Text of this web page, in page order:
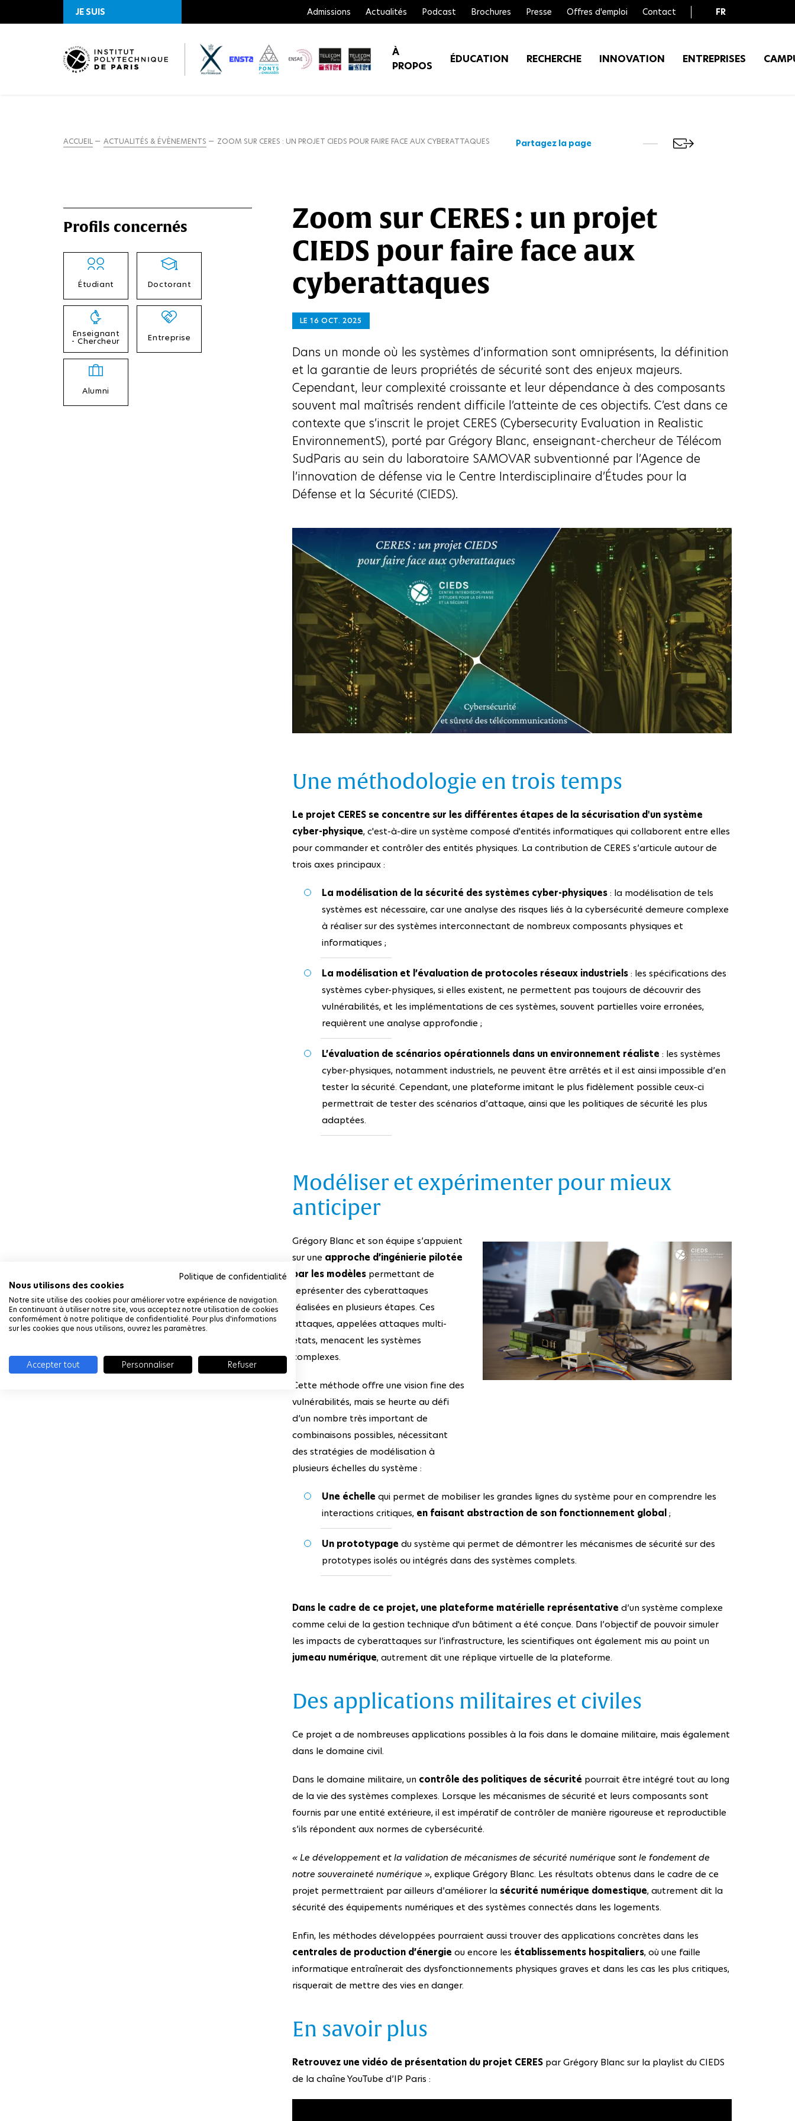
Politique de confidentialité
Nous utilisons des cookies
Notre site utilise des cookies pour améliorer votre expérience de navigation.
En continuant à utiliser notre site, vous acceptez notre utilisation de cookies
conformément à notre politique de confidentialité. Pour plus d'informations
sur les cookies que nous utilisons, ouvrez les paramètres.
Accepter tout Personnaliser Refuser
JE SUIS Admissions Actualités Podcast Brochures Presse Offres d'emploi Contact FR
À
PROPOS
ÉDUCATION RECHERCHE INNOVATION ENTREPRISES
ACCUEIL ACTUALITÉS & ÉVÈNEMENTS ZOOM SUR CERES : UN PROJET CIEDS POUR FAIRE FACE AUX CYBERATTAQUES Partagez la page
Profils concernés
Étudiant Doctorant
Enseignant
- Chercheur Entreprise
Alumni
Zoom sur CERES : un projet
CIEDS pour faire face aux
cyberattaques
LE 16 OCT. 2025
Dans un monde où les systèmes d’information sont omniprésents, la définition
et la garantie de leurs propriétés de sécurité sont des enjeux majeurs.
Cependant, leur complexité croissante et leur dépendance à des composants
souvent mal maîtrisés rendent difficile l’atteinte de ces objectifs. C’est dans ce
contexte que s’inscrit le projet CERES (Cybersecurity Evaluation in Realistic
EnvironnementS), porté par Grégory Blanc, enseignant-chercheur de Télécom
SudParis au sein du laboratoire SAMOVAR subventionné par l’Agence de
l’innovation de défense via le Centre Interdisciplinaire d’Études pour la
Défense et la Sécurité (CIEDS).
Une méthodologie en trois temps
Le projet CERES se concentre sur les différentes étapes de la sécurisation d'un système
cyber-physique, c'est-à-dire un système composé d'entités informatiques qui collaborent entre elles
pour commander et contrôler des entités physiques. La contribution de CERES s’articule autour de
trois axes principaux :
La modélisation de la sécurité des systèmes cyber-physiques: la modélisation de tels
systèmes est nécessaire, car une analyse des risques liés à la cybersécurité demeure complexe
à réaliser sur des systèmes interconnectant de nombreux composants physiques et
informatiques ;
La modélisation et l’évaluation de protocoles réseaux industriels: les spécifications des
systèmes cyber-physiques, si elles existent, ne permettent pas toujours de découvrir des
vulnérabilités, et les implémentations de ces systèmes, souvent partielles voire erronées,
requièrent une analyse approfondie ;
L’évaluation de scénarios opérationnels dans un environnement réaliste : les systèmes
cyber-physiques, notamment industriels, ne peuvent être arrêtés et il est ainsi impossible d’en
tester la sécurité. Cependant, une plateforme imitant le plus fidèlement possible ceux-ci
permettrait de tester des scénarios d’attaque, ainsi que les politiques de sécurité les plus
adaptées.
Modéliser et expérimenter pour mieux
anticiper
Grégory Blanc et son équipe s’appuient
sur une approche d’ingénierie pilotée
par les modèlespermettant de
représenter des cyberattaques
réalisées en plusieurs étapes. Ces
attaques, appelées attaques multi-
états, menacent les systèmes
complexes.
Cette méthode offre une vision fine des
vulnérabilités, mais se heurte au défi
d’un nombre très important de
combinaisons possibles, nécessitant
des stratégies de modélisation à
plusieurs échelles du système :
Une échelle qui permet de mobiliser les grandes lignes du système pour en comprendre les
interactions critiques, en faisant abstraction de son fonctionnement global;
Un prototypage du système qui permet de démontrer les mécanismes de sécurité sur des
prototypes isolés ou intégrés dans des systèmes complets.
Dans le cadre de ce projet, une plateforme matérielle représentative d’un système complexe
comme celui de la gestion technique d'un bâtiment a été conçue. Dans l’objectif de pouvoir simuler
les impacts de cyberattaques sur l’infrastructure, les scientifiques ont également mis au point un
jumeau numérique, autrement dit une réplique virtuelle de la plateforme.
Des applications militaires et civiles
Ce projet a de nombreuses applications possibles à la fois dans le domaine militaire, mais également
dans le domaine civil.
Dans le domaine militaire, uncontrôle des politiques de sécurité pourrait être intégré tout au long
de la vie des systèmes complexes. Lorsque les mécanismes de sécurité et leurs composants sont
fournis par une entité extérieure, il est impératif de contrôler de manière rigoureuse et reproductible
s’ils répondent aux normes de cybersécurité.
« Le développement et la validation de mécanismes de sécurité numérique sont le fondement de
notre souveraineté numérique », explique Grégory Blanc. Les résultats obtenus dans le cadre de ce
projet permettraient par ailleurs d’améliorer la sécurité numérique domestique, autrement dit la
sécurité des équipements numériques et des systèmes connectés dans les logements.
Enfin, les méthodes développées pourraient aussi trouver des applications concrètes dans les
centrales de production d’énergie ou encore les établissements hospitaliers, où une faille
informatique entraînerait des dysfonctionnements physiques graves et dans les cas les plus critiques,
risquerait de mettre des vies en danger.
En savoir plus
Retrouvez une vidéo de présentation du projet CERES par Grégory Blanc sur la playlist du CIEDS
de la chaîne YouTube d’IP Paris :